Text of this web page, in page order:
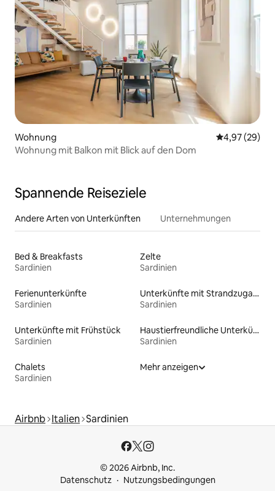
Wohnung
4,97 (29)
Wohnung mit Balkon mit Blick auf den Dom
Spannende Reiseziele
Andere Arten von Unterkünften Unternehmungen
Bed & Breakfasts
Sardinien
Zelte
Sardinien
Ferienunterkünfte
Sardinien
Unterkünfte mit Strandzugang
Sardinien
Unterkünfte mit Frühstück
Sardinien
Haustierfreundliche Unterkünfte
Sardinien
Chalets
Sardinien
Mehr anzeigen
Airbnb Italien Sardinien
© 2026 Airbnb, Inc.
Datenschutz
Nutzungsbedingungen